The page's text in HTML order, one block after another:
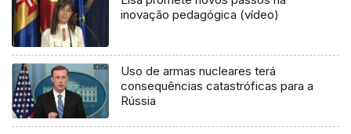
inovação pedagógica (vídeo)
Uso de armas nucleares terá
consequências catastróficas para a
Rússia